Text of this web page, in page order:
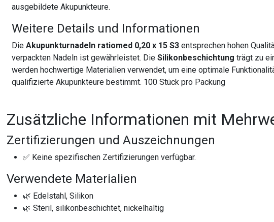
ausgebildete Akupunkteure.
Weitere Details und Informationen
DieAkupunkturnadeln ratiomed 0,20 x 15 S3 entsprechen hohen
verpackten Nadeln ist gewährleistet. DieSilikonbeschichtung trägt zu
werden hochwertige Materialien verwendet, um eine optimale
qualifizierte Akupunkteure bestimmt. 100 Stück pro Packung
Zusätzliche Informationen mit
Zertifizierungen und Auszeichnungen
✅ Keine spezifischen Zertifizierungen verfügbar.
Verwendete Materialien
🌿 Edelstahl, Silikon
🌿 Steril, silikonbeschichtet, nickelhaltig